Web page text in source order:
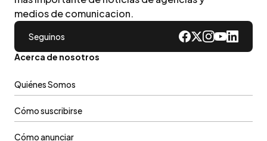
medios de comunicacion.
Seguinos
Acerca de nosotros
Quiénes Somos
Cómo suscribirse
Cómo anunciar